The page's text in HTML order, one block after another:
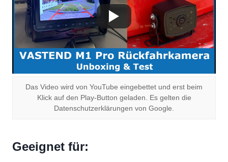
Das Video wird von YouTube eingebettet und erst beim
Klick auf den Play-Button geladen. Es gelten die
Datenschutzerklärungen von Google.
Geeignet für: